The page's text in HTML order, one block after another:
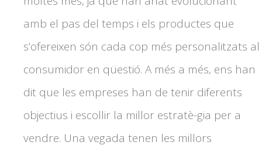
amb el pas del temps i els productes que
s’ofereixen són cada cop més personalitzats al
consumidor en qüestió. A més a més, ens han
dit que les empreses han de tenir diferents
objectius i escollir la millor estratè-gia per a
vendre. Una vegada tenen les millors